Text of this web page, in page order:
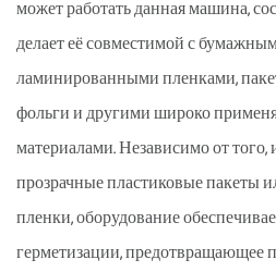
может работать данная машина,
делает её совместимой с
ламинированными пленками,
фольги и другими широко
материалами. Независимо от того,
прозрачные пластиковые пакеты
пленки, оборудование
герметизации, предотвращающее